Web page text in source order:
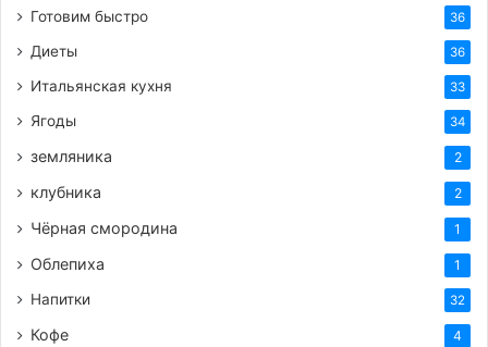
Готовим быстро 36
Диеты 36
Итальянская кухня 33
Ягоды 34
земляника 2
клубника 2
Чёрная смородина 1
Облепиха 1
Напитки 32
Кофе 4